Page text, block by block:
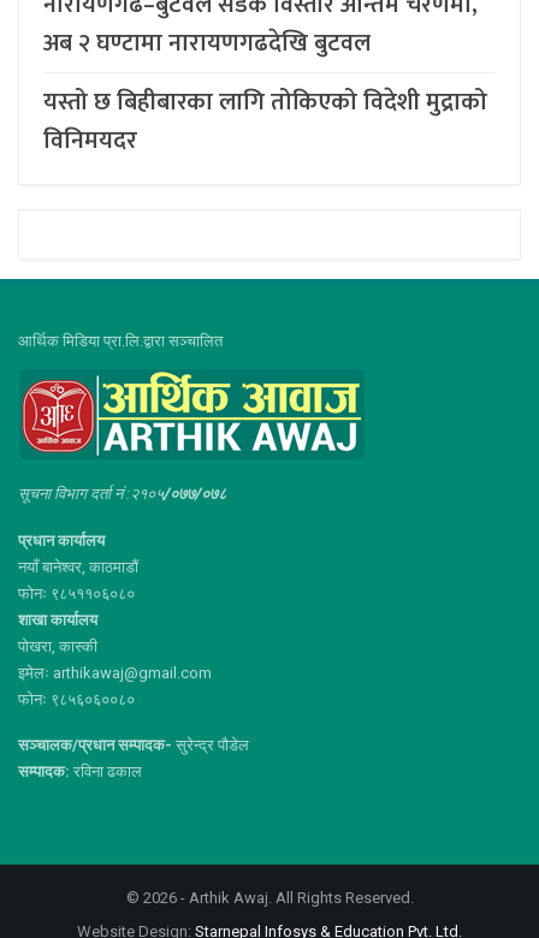
अब २ घण्टामा नारायणगढदेखि बुटवल
यस्तो छ बिहीबारका लागि तोकिएको विदेशी मुद्राको
विनिमयदर
आर्थिक मिडिया प्रा.लि.द्वारा सञ्चालित
सूचना विभाग दर्ता नं :२१०५/०७७/०७८
प्रधान कार्यालय
नयाँ बानेश्वर, काठमाडौं
फोनः ९८५११०६०८०
शाखा कार्यालय
पोखरा, कास्की
इमेलः arthikawaj@gmail.com
फोनः ९८५६०६००८०
सञ्चालक/प्रधान सम्पादक- सुरेन्द्र पौडेल
सम्पादक: रविना ढकाल
© 2026 - Arthik Awaj. All Rights Reserved.
Website Design: Starnepal Infosys & Education Pvt. Ltd.